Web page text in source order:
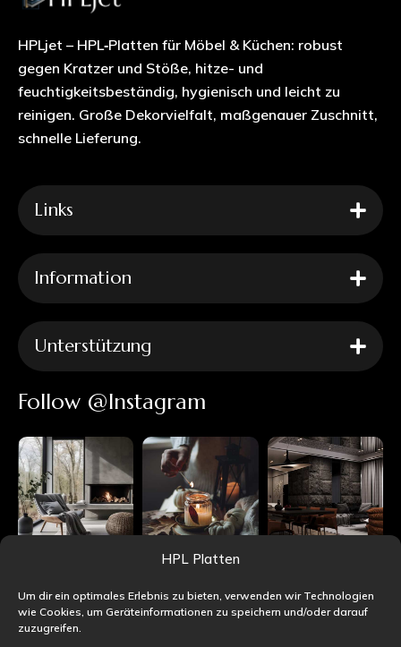
HPL Platten
Um dir ein optimales Erlebnis zu bieten, verwenden wir Technologien
wie Cookies, um Geräteinformationen zu speichern und/oder darauf
zuzugreifen.
HPLjet – HPL‑Platten für Möbel & Küchen: robust
gegen Kratzer und Stöße, hitze- und
feuchtigkeitsbeständig, hygienisch und leicht zu
reinigen. Große Dekorvielfalt, maßgenauer Zuschnitt,
schnelle Lieferung.
Links
Information
Unterstützung
Follow @Instagram